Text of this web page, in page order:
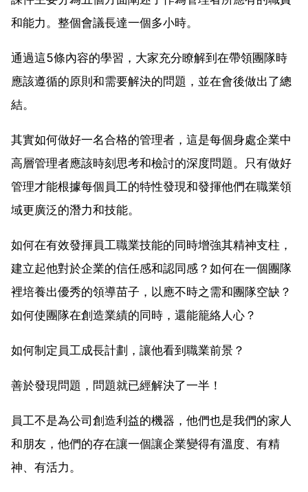
和能力。整個會議長達一個多小時。
通過這5條內容的學習，大家充分瞭解到在帶領團隊時
應該遵循的原則和需要解決的問題，並在會後做出了總
結。
其實如何做好一名合格的管理者，這是每個身處企業中
高層管理者應該時刻思考和檢討的深度問題。只有做好
管理才能根據每個員工的特性發現和發揮他們在職業領
域更廣泛的潛力和技能。
如何在有效發揮員工職業技能的同時增強其精神支柱，
建立起他對於企業的信任感和認同感？如何在一個團隊
裡培養出優秀的領導苗子，以應不時之需和團隊空缺？
如何使團隊在創造業績的同時，還能籠絡人心？
如何制定員工成長計劃，讓他看到職業前景？
善於發現問題，問題就已經解決了一半！
員工不是為公司創造利益的機器，他們也是我們的家人
和朋友，他們的存在讓一個讓企業變得有溫度、有精
神、有活力。